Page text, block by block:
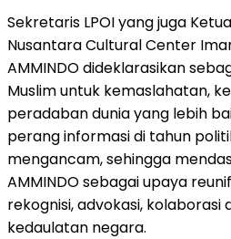
Sekretaris LPOI yang juga
Nusantara Cultural Center
AMMINDO dideklarasikan
Muslim untuk kemaslahatan,
peradaban dunia yang lebih
perang informasi di tahun
mengancam, sehingga
AMMINDO sebagai upaya
rekognisi, advokasi, kolaborasi
kedaulatan negara.